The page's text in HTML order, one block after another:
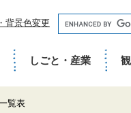
背景色変更
ー
ワ
ド
で
が
しごと・産業
覧表